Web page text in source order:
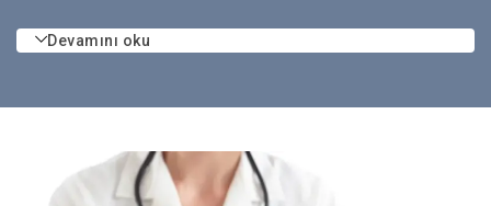
Devamını oku